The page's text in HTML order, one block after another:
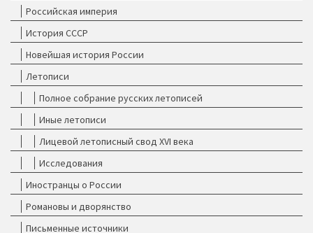
Российская империя
История СССР
Новейшая история России
Летописи
Полное собрание русских летописей
Иные летописи
Лицевой летописный свод XVI века
Исследования
Иностранцы о России
Романовы и дворянство
Письменные источники